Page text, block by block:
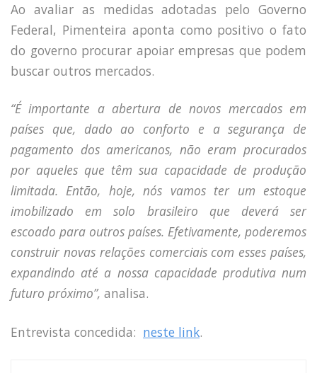
Ao avaliar as medidas adotadas pelo Governo
Federal, Pimenteira aponta como positivo o fato
do governo procurar apoiar empresas que podem
buscar outros mercados.
“É importante a abertura de novos mercados em
países que, dado ao conforto e a segurança de
pagamento dos americanos, não eram procurados
por aqueles que têm sua capacidade de produção
limitada. Então, hoje, nós vamos ter um estoque
imobilizado em solo brasileiro que deverá ser
escoado para outros países. Efetivamente, poderemos
construir novas relações comerciais com esses países,
expandindo até a nossa capacidade produtiva num
futuro próximo”, analisa.
Entrevista concedida: neste link.